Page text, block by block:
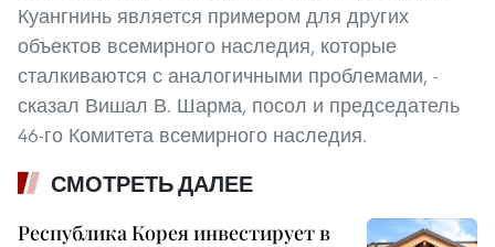
Куангнинь является примером для других
объектов всемирного наследия, которые
сталкиваются с аналогичными проблемами, -
сказал Вишал В. Шарма, посол и председатель
46-го Комитета всемирного наследия.
СМОТРЕТЬ ДАЛЕЕ
Республика Корея инвестирует в